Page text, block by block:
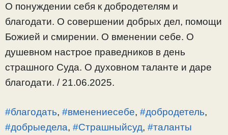
О понуждении себя к добродетелям и
благодати. О совершении добрых дел, помощи
Божией и смирении. О вменении себе. О
душевном настрое праведников в день
страшного Суда. О духовном таланте и даре
благодати. / 21.06.2025.
#благодать, #вменениесебе, #добродетель,
#добрыедела, #Страшныйсуд, #таланты